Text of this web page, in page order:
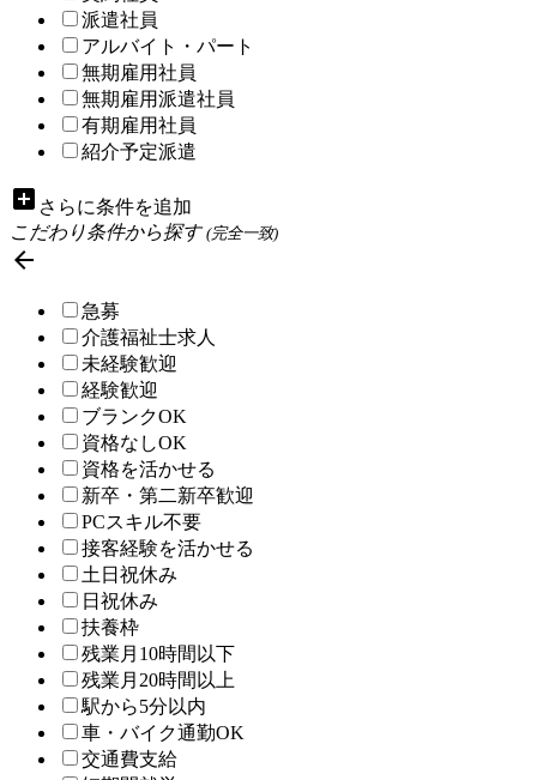
派遣社員
アルバイト・パート
無期雇用社員
無期雇用派遣社員
有期雇用社員
紹介予定派遣
add_box さらに条件を追加
こだわり条件から探す(完全一致)

急募
介護福祉士求人
未経験歓迎
経験歓迎
ブランクOK
資格なしOK
資格を活かせる
新卒・第二新卒歓迎
PCスキル不要
接客経験を活かせる
土日祝休み
日祝休み
扶養枠
残業月10時間以下
残業月20時間以上
駅から5分以内
車・バイク通勤OK
交通費支給